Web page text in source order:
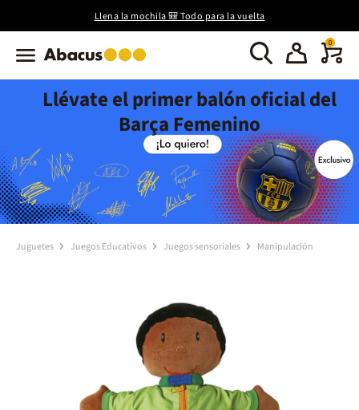
Llena la mochila 🎒 Todo para la vuelta
0
Llévate el primer balón oficial del
Barça Femenino
Juguetes Juegos Educativos Juegos sensoriales Manipulación